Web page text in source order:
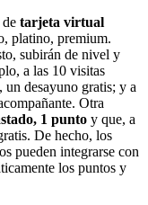
tarjeta virtual
platino, premium.
subirán de nivel y
a las 10 visitas
un desayuno gratis; y a
Otra
1 punto y que, a
De hecho, los
pueden integrarse con
los puntos y